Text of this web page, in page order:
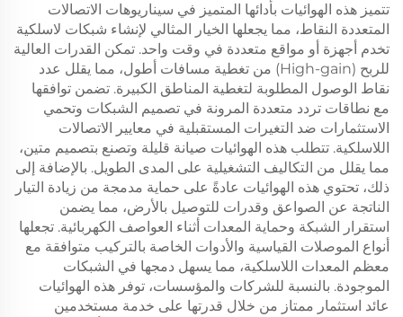
تتميز هذه الهوائيات بأدائها المتميز في سيناريوهات الاتصالات
المتعددة النقاط، مما يجعلها الخيار المثالي لإنشاء شبكات لاسلكية
تخدم أجهزة أو مواقع متعددة في وقت واحد. تمكن القدرات العالية
للربح (High-gain) من تغطية مسافات أطول، مما يقلل عدد
نقاط الوصول المطلوبة لتغطية المناطق الكبيرة. تضمن توافقها
مع نطاقات تردد متعددة المرونة في تصميم الشبكات وتحمي
الاستثمارات ضد التغيرات المستقبلية في معايير الاتصالات
اللاسلكية. تتطلب هذه الهوائيات صيانة قليلة وتصنع بتصميم متين،
مما يقلل من التكاليف التشغيلية على المدى الطويل. بالإضافة إلى
ذلك، تحتوي هذه الهوائيات عادةً على حماية مدمجة من زيادة التيار
الناتجة عن الصواعق وقدرات للتوصيل بالأرض، مما يضمن
استقرار الشبكة وحماية المعدات أثناء العواصف الكهربائية. تجعلها
أنواع الموصلات القياسية والأدوات الخاصة بالتركيب متوافقة مع
معظم المعدات اللاسلكية، مما يسهل دمجها في الشبكات
الموجودة. بالنسبة للشركات والمؤسسات، توفر هذه الهوائيات
عائد استثمار ممتاز من خلال قدرتها على خدمة مستخدمين